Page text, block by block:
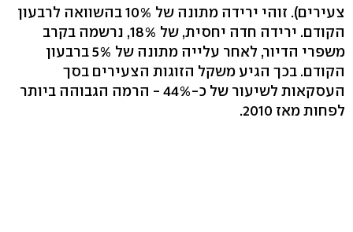
צעירים). זוהי ירידה מתונה של 10% בהשוואה לרבעון
הקודם. ירידה חדה יחסית, של 18%, נרשמה בקרב
משפרי הדיור, לאחר עלייה מתונה של 5% ברבעון
הקודם. בכך הגיע משקל הזוגות הצעירים בסך
העסקאות לשיעור של כ-44% - הרמה הגבוהה ביותר
לפחות מאז 2010.